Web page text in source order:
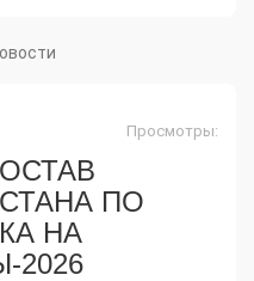
Просмотры:
ПО
НА
2026